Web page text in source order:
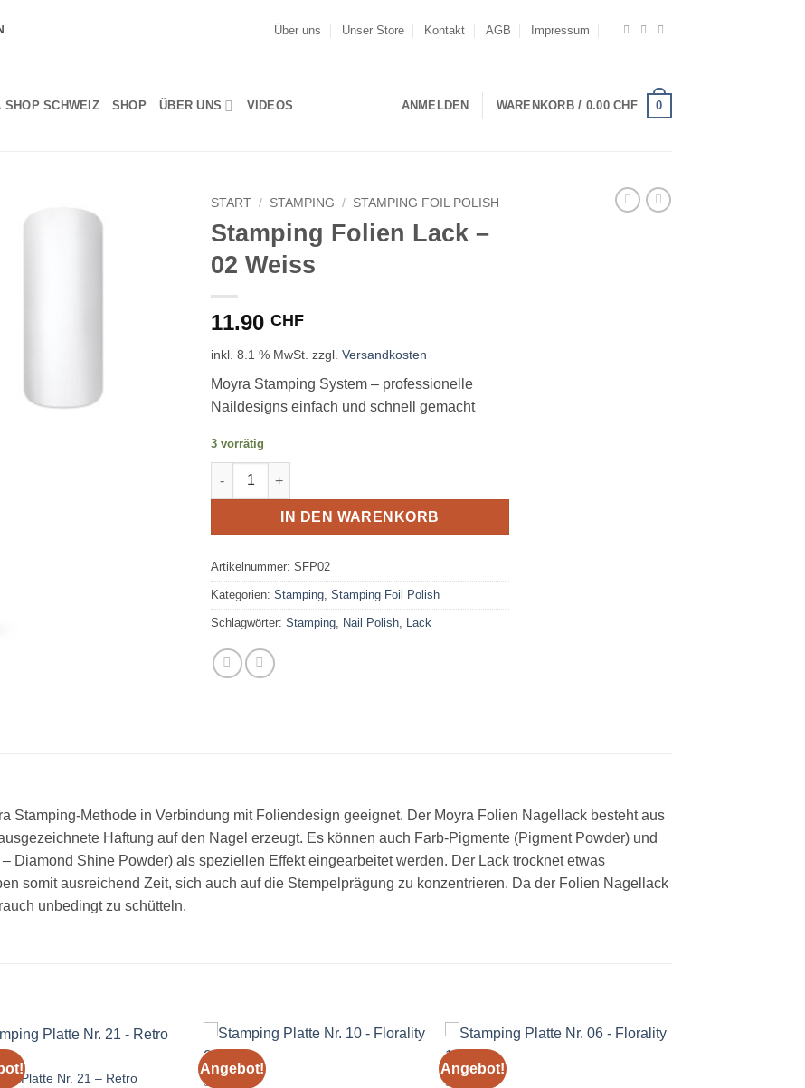
Über uns Unser Store Kontakt AGB Impressum
SHOP SCHWEIZ SHOP ÜBER UNS VIDEOS ANMELDEN WARENKORB / 0.00CHF 0
START / STAMPING / STAMPING FOIL POLISH
Stamping Folien Lack –
02 Weiss
11.90 CHF
inkl. 8.1 % MwSt. zzgl. Versandkosten
Moyra Stamping System – professionelle
Naildesigns einfach und schnell gemacht
3 vorrätig
Stamping Folien Lack - 02 Weiss Menge
IN DEN WARENKORB
Artikelnummer: SFP02
Kategorien: Stamping, Stamping Foil Polish
Schlagwörter: Stamping, Nail Polish, Lack
Stamping-Methode in Verbindung mit Foliendesign geeignet. Der Moyra Folien Nagellack besteht aus
Haftung auf den Nagel erzeugt. Es können auch Farb-Pigmente (Pigment Powder) und
Diamond Shine Powder) als speziellen Effekt eingearbeitet werden. Der Lack trocknet etwas
somit ausreichend Zeit, sich auch auf die Stempelprägung zu konzentrieren. Da der Folien Nagellack
unbedingt zu schütteln.
Platte Nr. 21 – Retro
Angebot!
STAMPING
Angebot!
STAMPING